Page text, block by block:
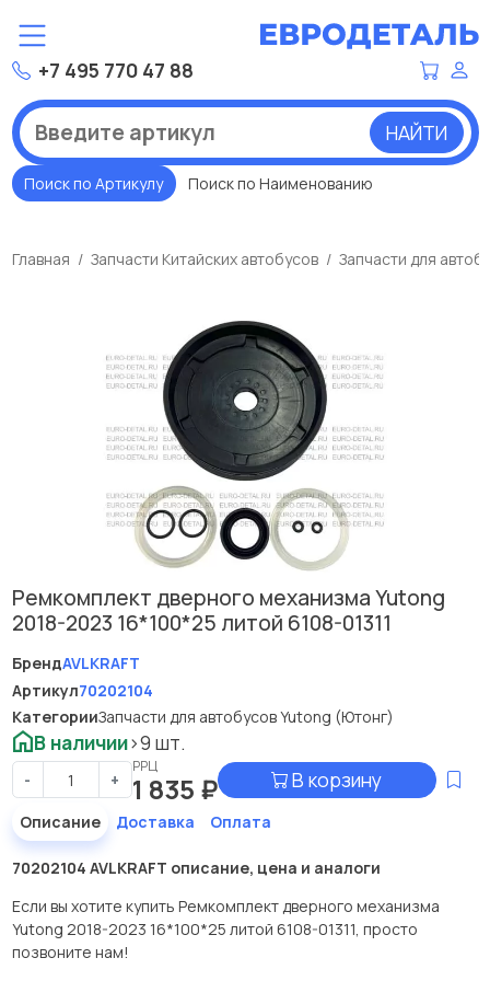
+7 495 770 47 88
НАЙТИ
Поиск по Артикулу Поиск по Наименованию
Главная Запчасти Китайских автобусов Запчасти для
Ремкомплект дверного механизма Yutong
2018-2023 16*100*25 литой 6108-01311
БрендAVLKRAFT
Артикул70202104
КатегорииЗапчасти для автобусов Yutong (Ютонг)
В наличии>9 шт.
- +
РРЦ
1 835 ₽ В корзину
Описание Доставка Оплата
70202104 AVLKRAFT описание, цена и аналоги
Если вы хотите купить Ремкомплект дверного механизма
Yutong 2018-2023 16*100*25 литой 6108-01311, просто
позвоните нам!